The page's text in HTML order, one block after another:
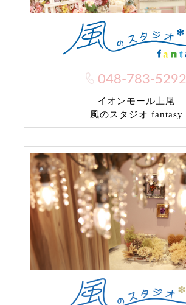
048-783-5292
イオンモール上尾
風のスタジオ fantasy